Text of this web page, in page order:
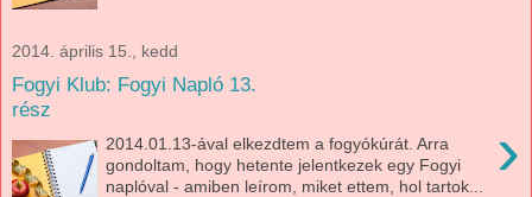
2014. április 15., kedd
Fogyi Klub: Fogyi Napló 13.
rész
›
2014.01.13-ával elkezdtem a fogyókúrát. Arra
gondoltam, hogy hetente jelentkezek egy Fogyi
naplóval - amiben leírom, miket ettem, hol tartok...